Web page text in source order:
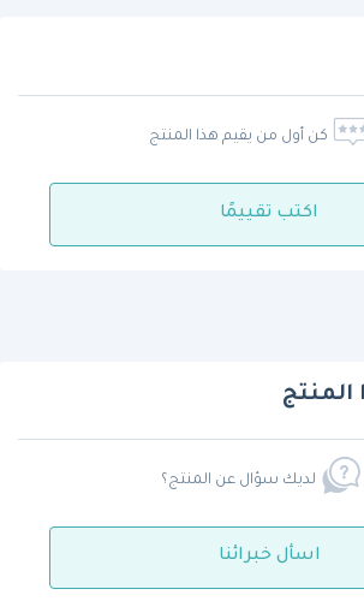
كن أول من يقيم هذا المنتج
اكتب تقييمًا
لديك سؤال عن المنتج؟
اسأل خبرائنا